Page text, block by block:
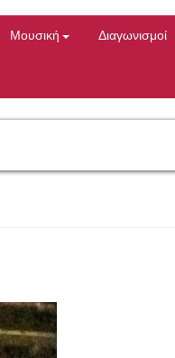
Μουσική Διαγωνισμοί